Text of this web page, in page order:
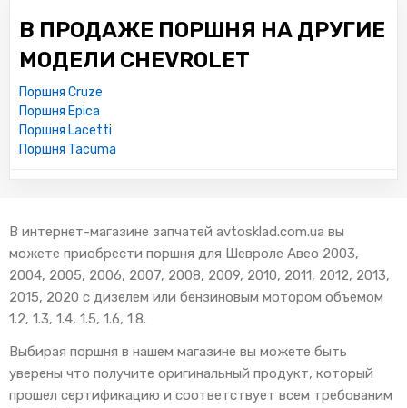
В ПРОДАЖЕ ПОРШНЯ НА ДРУГИЕ
МОДЕЛИ CHEVROLET
Поршня Cruze
Поршня Epica
Поршня Lacetti
Поршня Tacuma
В интернет-магазине запчатей avtosklad.com.ua вы
можете приобрести поршня для Шевроле Авео 2003,
2004, 2005, 2006, 2007, 2008, 2009, 2010, 2011, 2012, 2013,
2015, 2020 с дизелем или бензиновым мотором объемом
1.2, 1.3, 1.4, 1.5, 1.6, 1.8.
Выбирая поршня в нашем магазине вы можете быть
уверены что получите оригинальный продукт, который
прошел сертификацию и соответствует всем требованим